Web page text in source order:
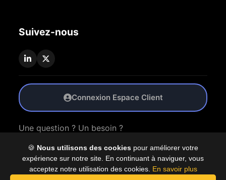
🍪 Nous utilisons des cookies pour améliorer votre
expérience sur notre site. En continuant à naviguer, vous
acceptez notre utilisation des cookies. En savoir plus
Suivez-nous
Connexion Espace Client
Une question ? Un besoin ?
Nous Contacter